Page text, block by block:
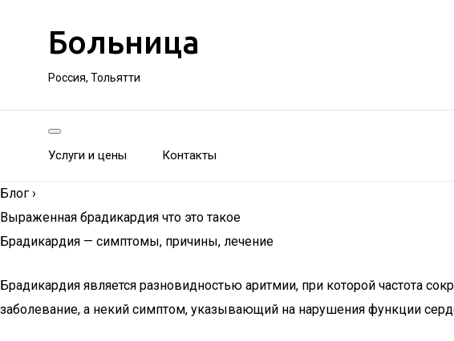
Больница
Россия, Тольятти
Услуги и цены Контакты
Блог ›
Выраженная брадикардия что это такое
Брадикардия — симптомы, причины, лечение
Брадикардия является разновидностью аритмии, при которой частота
заболевание, а некий симптом, указывающий на нарушения функции